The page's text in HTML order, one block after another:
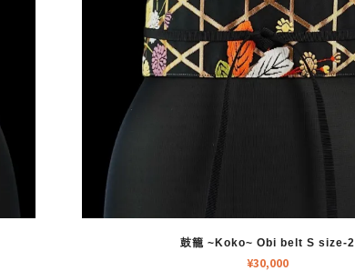
鼓籠 ~Koko~ Obi belt S size-2
¥30,000